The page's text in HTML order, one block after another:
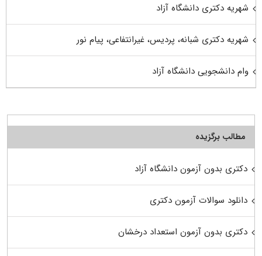
شهریه دکتری دانشگاه آزاد
شهریه دکتری شبانه، پردیس، غیرانتفاعی، پیام نور
وام دانشجویی دانشگاه آزاد
مطالب برگزیده
دکتری بدون آزمون دانشگاه آزاد
دانلود سوالات آزمون دکتری
دکتری بدون آزمون استعداد درخشان